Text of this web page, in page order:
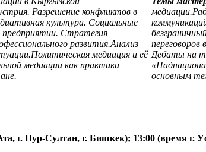
Разрешение конфликтов в
культура. Социальные
Стратегия
развития.Анализ
Политическая медиация и её
медиации как практики
медиации.
переговоров
Дебаты на
основным
г. Нур-Султан, г. Бишкек); 13:00 (время г.